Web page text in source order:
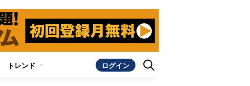
トレンド ログイン